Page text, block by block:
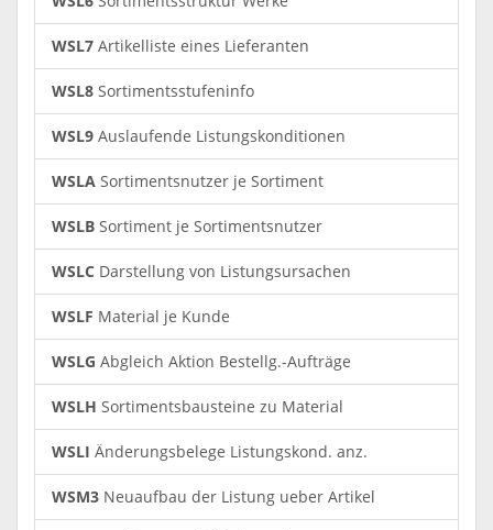
WSL7 Artikelliste eines Lieferanten
WSL8 Sortimentsstufeninfo
WSL9 Auslaufende Listungskonditionen
WSLA Sortimentsnutzer je Sortiment
WSLB Sortiment je Sortimentsnutzer
WSLC Darstellung von Listungsursachen
WSLF Material je Kunde
WSLG Abgleich Aktion Bestellg.-Aufträge
WSLH Sortimentsbausteine zu Material
WSLI Änderungsbelege Listungskond. anz.
WSM3 Neuaufbau der Listung ueber Artikel